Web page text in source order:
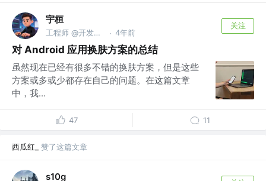
宇桓
工程师 @开发者如是说 · 4年前
关注
对 Android 应用换肤方案的总结
虽然现在已经有很多不错的换肤方案，但是这些
方案或多或少都存在自己的问题。在这篇文章
中，我...
47 11
西瓜红_ 赞了这篇文章
s10g